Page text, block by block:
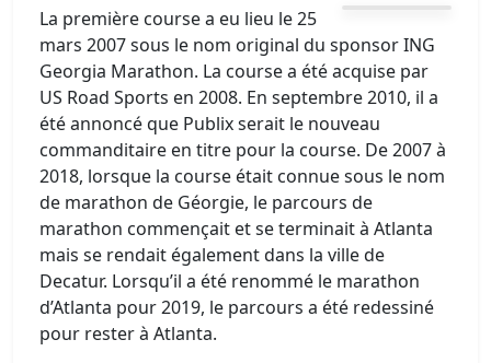
La première course a eu lieu le 25
mars 2007 sous le nom original du sponsor ING
Georgia Marathon. La course a été acquise par
US Road Sports en 2008. En septembre 2010, il a
été annoncé que Publix serait le nouveau
commanditaire en titre pour la course. De 2007 à
2018, lorsque la course était connue sous le nom
de marathon de Géorgie, le parcours de
marathon commençait et se terminait à Atlanta
mais se rendait également dans la ville de
Decatur. Lorsqu’il a été renommé le marathon
d’Atlanta pour 2019, le parcours a été redessiné
pour rester à Atlanta.